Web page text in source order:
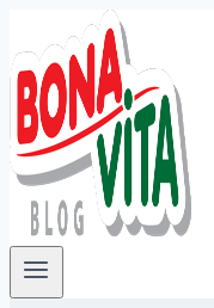
Přeskočit
na
obsah